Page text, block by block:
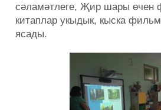
сәламәтлеге, Җир шары өчен
китаплар укыдык, кыска
ясады.